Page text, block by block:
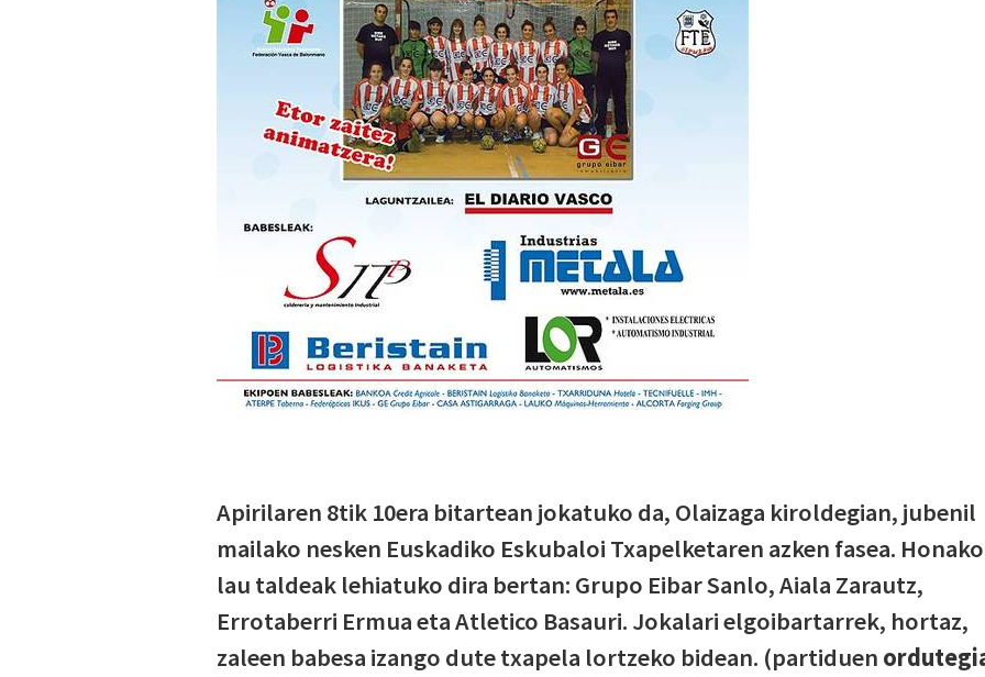
Apirilaren 8tik 10era bitartean jokatuko da, Olaizaga kiroldegian, jubenil
mailako nesken Euskadiko Eskubaloi Txapelketaren azken fasea. Honako
lau taldeak lehiatuko dira bertan: Grupo Eibar Sanlo, Aiala Zarautz,
Errotaberri Ermua eta Atletico Basauri. Jokalari elgoibartarrek, hortaz,
zaleen babesa izango dute txapela lortzeko bidean. (partiduen